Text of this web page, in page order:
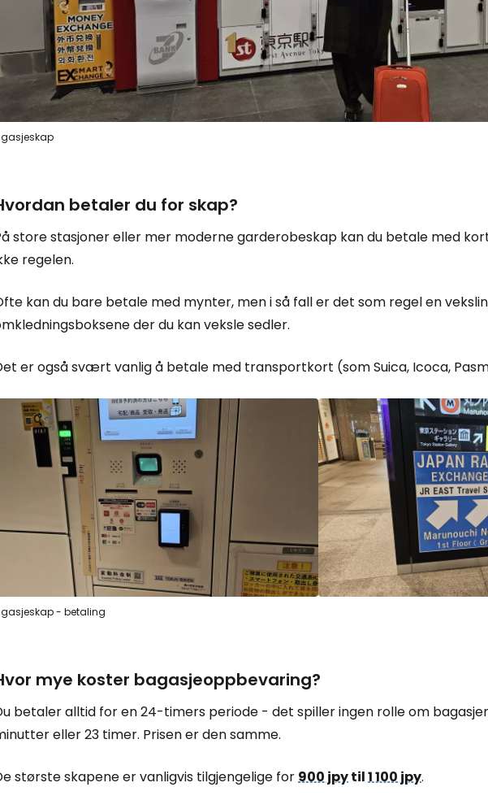
betaler du for skap?
store stasjoner eller mer moderne garderobeskap kan du betale med
regelen.
kan du bare betale med mynter, men i så fall er det som regel en
der du kan veksle sedler.
er også svært vanlig å betale med transportkort (som Suica, Icoca,
- betaling
mye koster bagasjeoppbevaring?
betaler alltid for en 24-timers periode - det spiller ingen rolle om
eller 23 timer. Prisen er den samme.
største skapene er vanligvis tilgjengelige for900 jpytil1 100 jpy.
Fortsett med e-post